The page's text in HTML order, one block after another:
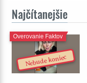
Najčítanejšie
Nebude koniec
Overovanie Faktov